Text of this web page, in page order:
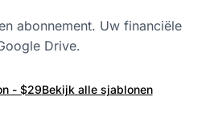
abonnement. Uw financiële
Drive.
- $29Bekijk alle sjablonen